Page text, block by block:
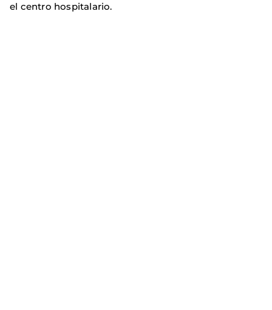
el centro hospitalario.